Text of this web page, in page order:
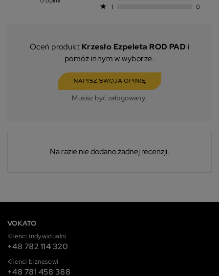
star 1 0
Oceń produkt Krzesło Ezpeleta ROD PAD i
pomóż innym w wyborze.
NAPISZ SWOJĄ OPINIĘ
Musisz być zalogowany.
Na razie nie dodano żadnej recenzji.
VOKATO
Klienci indywidualni
+48 782 114 320
Klienci biznesowi
+48 781 458 388